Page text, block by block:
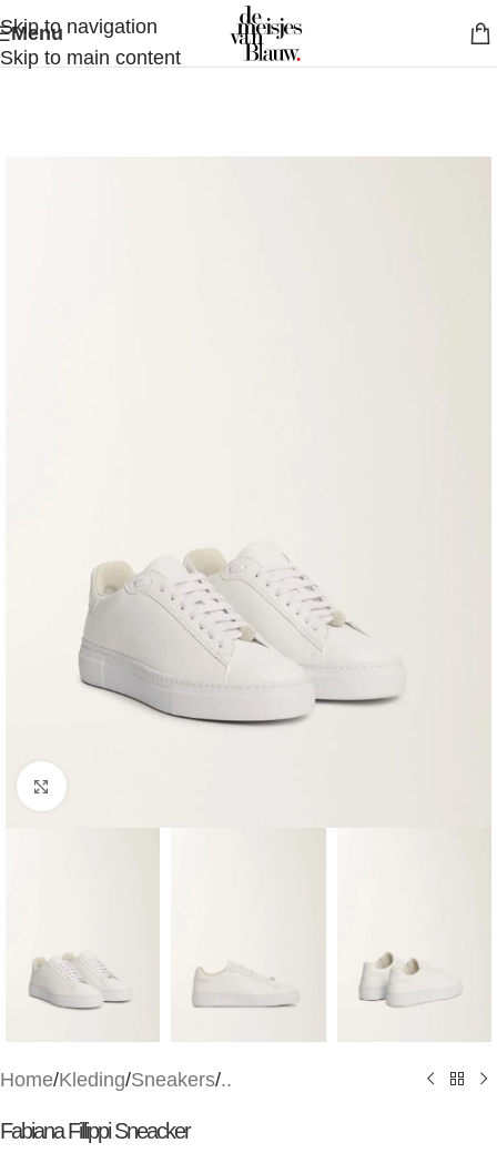
Skip to navigation
Skip to main content
Menu
Klik om te vergroten
Home/Kleding/Sneakers/..
Fabiana Fillippi Sneacker